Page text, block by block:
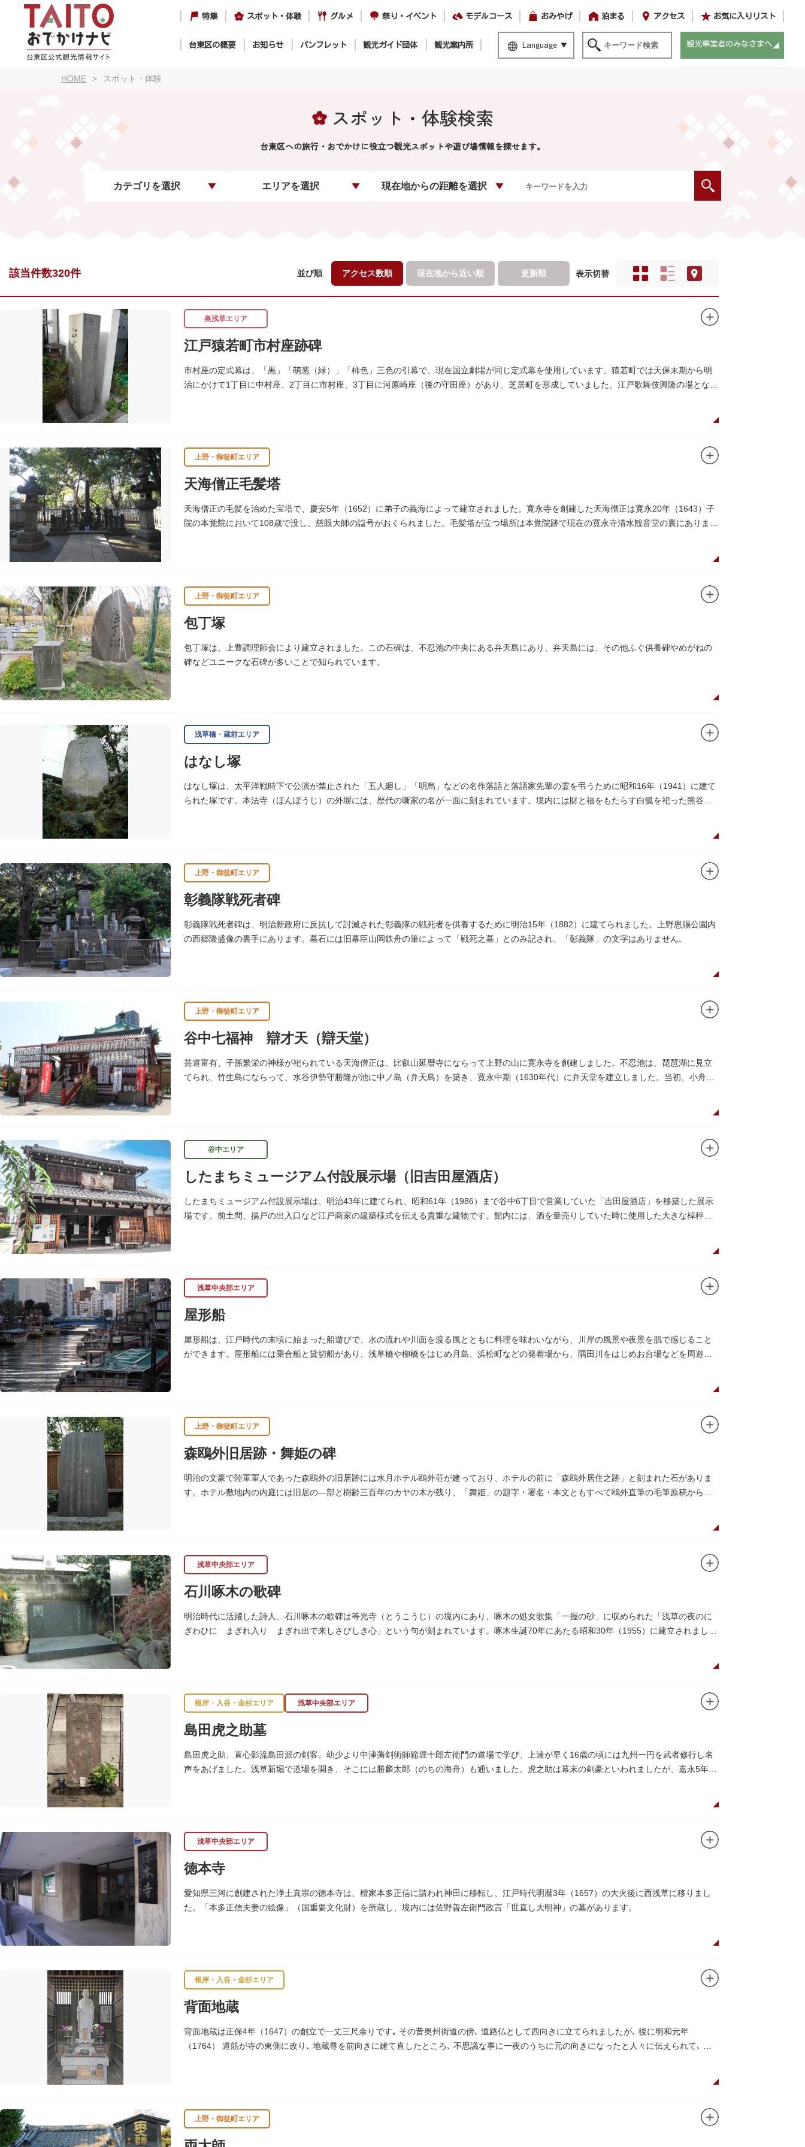
特集 スポット・体験 グルメ 祭り・イベント モデルコース おみやげ 泊まる アクセス お気に入りリスト
台東区の概要 お知らせ パンフレット 観光ガイド団体 観光案内所 Language 観光事業者のみなさまへ
HOME スポット・体験
スポット・体験検索
台東区への旅行・おでかけに役立つ観光スポットや遊び場情報を探せます。
カテゴリを選択 エリアを選択 現在地からの距離を選択
該当件数320件 並び順 アクセス数順 現在地から近い順 更新順 表示切替
奥浅草エリア
江戸猿若町市村座跡碑
市村座の定式幕は、「黒」「萌葱（緑）」「柿色」三色の引幕で、現在国立劇場が同じ定式幕を使用しています。猿若町では天保末期から明
治にかけて1丁目に中村座、2丁目に市村座、3丁目に河原崎座（後の守田座）があり、芝居町を形成していました。江戸歌舞伎興隆の場となっ
上野・御徒町エリア
天海僧正毛髪塔
天海僧正の毛髪を治めた宝塔で、慶安5年（1652）に弟子の義海によって建立されました。寛永寺を創建した天海僧正は寛永20年（1643）子
院の本覚院において108歳で没し、慈眼大師の諡号がおくられました。毛髪塔が立つ場所は本覚院跡で現在の寛永寺清水観音堂の裏にありま
上野・御徒町エリア
包丁塚
包丁塚は、上豊調理師会により建立されました。この石碑は、不忍池の中央にある弁天島にあり、弁天島には、その他ふぐ供養碑やめがねの
碑などユニークな石碑が多いことで知られています。
浅草橋・蔵前エリア
はなし塚
はなし塚は、太平洋戦時下で公演が禁止された「五人廻し」「明烏」などの名作落語と落語家先輩の霊を弔うために昭和16年（1941）に建て
られた塚です。本法寺（ほんぽうじ）の外塀には、歴代の噺家の名が一面に刻まれています。境内には財と福をもたらす白狐を祀った熊谷稲
上野・御徒町エリア
彰義隊戦死者碑
彰義隊戦死者碑は、明治新政府に反抗して討滅された彰義隊の戦死者を供養するために明治15年（1882）に建てられました。上野恩賜公園内
の西郷隆盛像の裏手にあります。墓石には旧幕臣山岡鉄舟の筆によって「戦死之墓」とのみ記され、「彰義隊」の文字はありません。
上野・御徒町エリア
谷中七福神 辯才天（辯天堂）
芸道富有、子孫繁栄の神様が祀られている天海僧正は、比叡山延暦寺にならって上野の山に寛永寺を創建しました。不忍池は、琵琶湖に見立
てられ、竹生島にならって、水谷伊勢守勝隆が池に中ノ島（弁天島）を築き、寛永中期（1630年代）に弁天堂を建立しました。当初、小舟を
谷中エリア
したまちミュージアム付設展示場（旧吉田屋酒店）
したまちミュージアム付設展示場は、明治43年に建てられ、昭和61年（1986）まで谷中6丁目で営業していた「吉田屋酒店」を移築した展示
場です。前土間、揚戸の出入口など江戸商家の建築様式を伝える貴重な建物です。館内には、酒を量売りしていた時に使用した大きな棹秤、
浅草中央部エリア
屋形船
屋形船は、江戸時代の末頃に始まった船遊びで、水の流れや川面を渡る風とともに料理を味わいながら、川岸の風景や夜景を肌で感じること
ができます。屋形船には乗合船と貸切船があり、浅草橋や柳橋をはじめ月島、浜松町などの発着場から、隅田川をはじめお台場などを周遊す
上野・御徒町エリア
森鴎外旧居跡・舞姫の碑
明治の文豪で陸軍軍人であった森鴎外の旧居跡には水月ホテル鴎外荘が建っており、ホテルの前に「森鴎外居住之跡」と刻まれた石がありま
す。ホテル敷地内の内庭には旧居の―部と樹齢三百年のカヤの木が残り、「舞姫」の題字・署名・本文ともすべて鴎外直筆の毛筆原稿からと
浅草中央部エリア
石川啄木の歌碑
明治時代に活躍した詩人、石川啄木の歌碑は等光寺（とうこうじ）の境内にあり、啄木の処女歌集「一握の砂」に収められた「浅草の夜のに
ぎわひに まぎれ入り まぎれ出で来しさびしき心」という句が刻まれています。啄木生誕70年にあたる昭和30年（1955）に建立されまし
根岸・入谷・金杉エリア 浅草中央部エリア
島田虎之助墓
島田虎之助、直心影流島田派の剣客。幼少より中津藩剣術師範堀十郎左衛門の道場で学び、上達が早く16歳の頃には九州一円を武者修行し名
声をあげました。浅草新堀で道場を開き、そこには勝麟太郎（のちの海舟）も通いました。虎之助は幕末の剣豪といわれましたが、嘉永5年
浅草中央部エリア
徳本寺
愛知県三河に創建された浄土真宗の徳本寺は、檀家本多正信に請われ神田に移転し、江戸時代明暦3年（1657）の大火後に西浅草に移りまし
た。「本多正信夫妻の絵像」（国重要文化財）を所蔵し、境内には佐野善左衛門政言「世直し大明神」の墓があります。
根岸・入谷・金杉エリア
背面地蔵
背面地蔵は正保4年（1647）の創立で一丈三尺余りです｡ その昔奥州街道の傍､ 道路仏として西向きに立てられましたが､ 後に明和元年
（1764） 道筋が寺の東側に改り､ 地蔵尊を前向きに建て直したところ､ 不思議な事に一夜のうちに元の向きになったと人々に伝えられて､ こ
上野・御徒町エリア